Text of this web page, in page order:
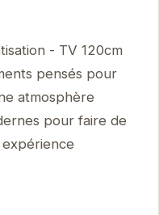
- TV 120cm
pensés pour
atmosphère
pour faire de